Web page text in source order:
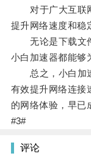
对于广大互联网
提升网络速度和稳
无论是下载文件
小白加速器都能够
总之，小白加速
有效提升网络连接
的网络体验，早已
#3#
评论